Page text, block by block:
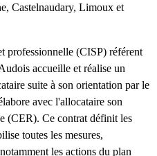
Castelnaudary, Limoux et
professionnelle (CISP) référent
accueille et réalise un
suite à son orientation par le
avec l'allocataire son
(CER). Ce contrat définit les
toutes les mesures,
les actions du plan